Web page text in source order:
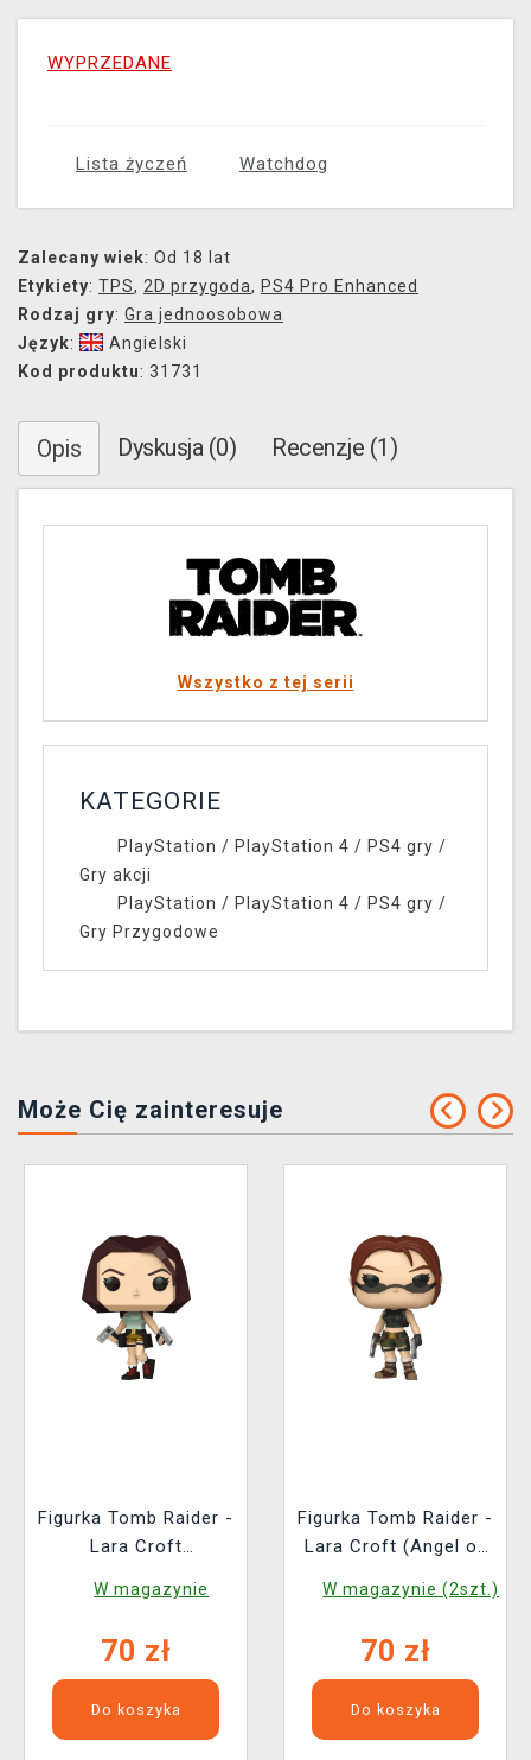
WYPRZEDANE
Lista życzeń Watchdog
Zalecany wiek: Od 18 lat
Etykiety: TPS, 2D przygoda, PS4 Pro Enhanced
Rodzaj gry: Gra jednoosobowa
Język:
Angielski
Kod produktu: 31731
Opis Dyskusja (0) Recenzje (1)
Wszystko z tej serii
KATEGORIE
PlayStation / PlayStation 4 / PS4 gry /
Gry akcji
PlayStation / PlayStation 4 / PS4 gry /
Gry Przygodowe
Może Cię zainteresuje
Figurka Tomb Raider -
Lara Croft
POP! Games 1192)
W magazynie
70 zł
Do koszyka
Figurka Tomb Raider -
Lara Croft (Angel of
POP! Games 1194)
W magazynie (2szt.)
70 zł
Do koszyka